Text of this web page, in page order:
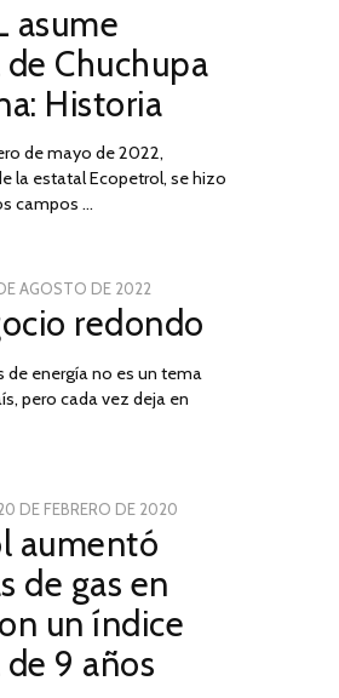
DE
2026
asume
Chuchupa
Historia
de mayo de 2022,
la estatal Ecopetrol, se hizo
campos …
AGOSTO DE 202230
DE
DE
2022
redondo
de energía no es un tema
pero cada vez deja en
03
DE FEBRERO DE 2020
2025
aumentó
de gas en
un índice
9 años